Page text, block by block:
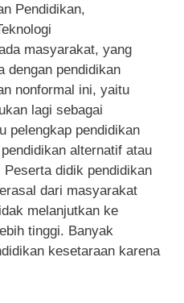
Pendidikan,
masyarakat, yang
dengan pendidikan
nonformal ini, yaitu
lagi sebagai
pelengkap pendidikan
alternatif atau
didik pendidikan
dari masyarakat
melanjutkan ke
tinggi. Banyak
kesetaraan karena